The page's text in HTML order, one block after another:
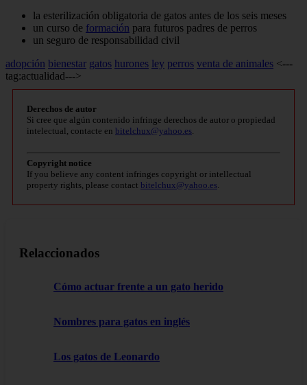
la esterilización obligatoria de gatos antes de los seis meses
un curso de formación para futuros padres de perros
un seguro de responsabilidad civil
adopción bienestar gatos hurones ley perros venta de animales <---
tag:actualidad--->
Derechos de autor
Si cree que algún contenido infringe derechos de autor o propiedad
intelectual, contacte en bitelchux@yahoo.es.
Copyright notice
If you believe any content infringes copyright or intellectual
property rights, please contact bitelchux@yahoo.es.
Relaccionados
Cómo actuar frente a un gato herido
Nombres para gatos en inglés
Los gatos de Leonardo